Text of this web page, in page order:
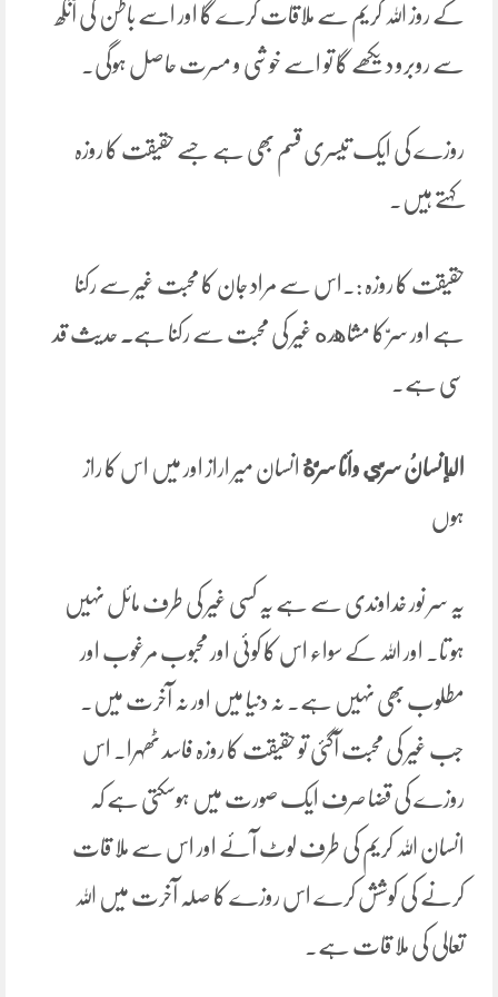
کے روز اللہ کریم سے ملاقات کرے گا اور اسے باطن کی آنکھ
سے روبرو دیکھے گا تو اسے خوشی و مسرت حاصل ہوگی۔
روزے کی ایک تیسری قسم بھی ہے جسے حقیقت کا روزہ
کہتے ہیں۔
حقیقت کا روزہ :۔اس سے مراد جان کا محبت غیر سے رکنا
ہے اور سرّ کا مشاهده غیر کی محبت سے رکنا ہے حدیث قد
سی ہے۔
الإنسانُ سرّي وأنا سرُّهُ انسان میر اراز اور میں اس کا راز
ہوں
یہ سر نور خداوندی سے ہے یہ کسی غیر کی طرف مائل نہیں
ہو تا۔ اور اللہ کے سواء اس کا کوئی اور محبوب مرغوب اور
مطلوب بھی نہیں ہے۔ نہ دنیا میں اور نہ آخرت میں۔
جب غیر کی محبت آگئی تو حقیقت کا روزہ فاسد ٹھہرا۔ اس
روزے کی قضا صرف ایک صورت میں ہوسکتی ہے کہ
انسان اللہ کریم کی طرف لوٹ آئے اور اس سے ملا قات
کرنے کی کوشش کرے اس روزے کا صلہ آخرت میں اللہ
تعالی کی ملا قات ہے۔